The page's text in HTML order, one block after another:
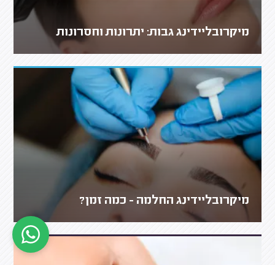
מיקרובליידינג גבות: יתרונות וחסרונות
מיקרובליידינג החלמה - כמה זמן?